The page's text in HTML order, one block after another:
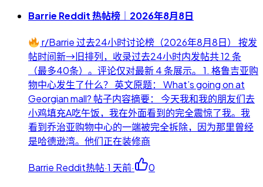
Barrie Reddit 热帖榜｜2026年8月8日
r/Barrie 过去24小时讨论榜（2026年8月8日） 按发
帖时间新→旧排列，收录过去24小时内发帖共 12 条
（最多40条）。评论仅对最新 4 条展示。 1. 格鲁吉亚购
物中心发生了什么？ 英文原题： What’s going on at
Georgian mall? 帖子内容摘要： 今天我和我的朋友们去
小鸡填充A吃午饭，我在外面看到的完全震惊了我。我
看到乔治亚购物中心的一端被完全拆除，因为那里曾经
是哈德逊湾。他们正在装修商
Barrie Reddit热帖·1 天前· 0